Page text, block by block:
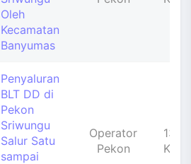
Oleh
Kecamatan
Banyumas
Penyaluran
BLT DD di
Pekon
Sriwungu
Salur Satu
sampai
Operator
Pekon
135
Kali